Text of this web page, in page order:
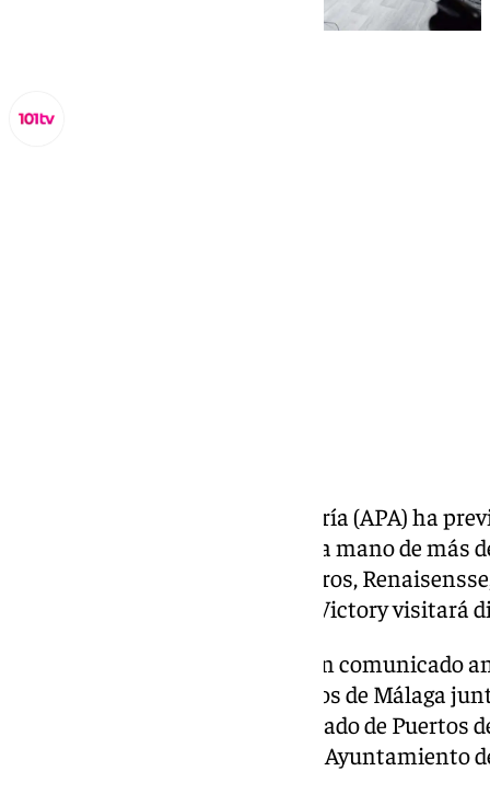
La Autoridad Portuaria de Almería (APA) ha
próximo año que atracarán de la mano de más
las que se incluyen Costa Cruceros,
Alma Cruceros, que con Ocean Victory visitará
Así lo ha trasladado la APA en un comunicado
miércoles en el Salón de Cruceros de Málaga
Andalucía en el expositor agrupado de Puertos
Fundación Bahía Almeriport, el Ayuntamiento